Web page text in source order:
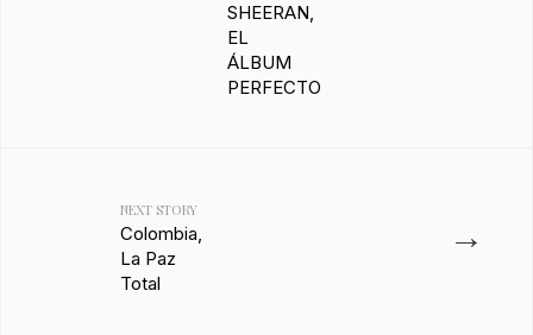
SHEERAN,
EL
ÁLBUM
PERFECTO
→
NEXT STORY
Colombia,
La Paz
Total